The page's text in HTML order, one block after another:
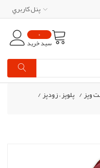
پنل کاربري
0
سبد خرید
وپز/ پلوپز ، زودپز/